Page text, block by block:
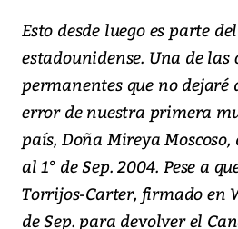
Esto desde luego es parte
estadounidense. Una de las
permanentes que no dejaré
error de nuestra primera
país, Doña Mireya Moscoso,
al 1° de Sep. 2004. Pese a
Torrijos-Carter, firmado en
de Sep. para devolver el